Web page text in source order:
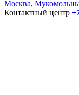
Москва,
Контактный центр